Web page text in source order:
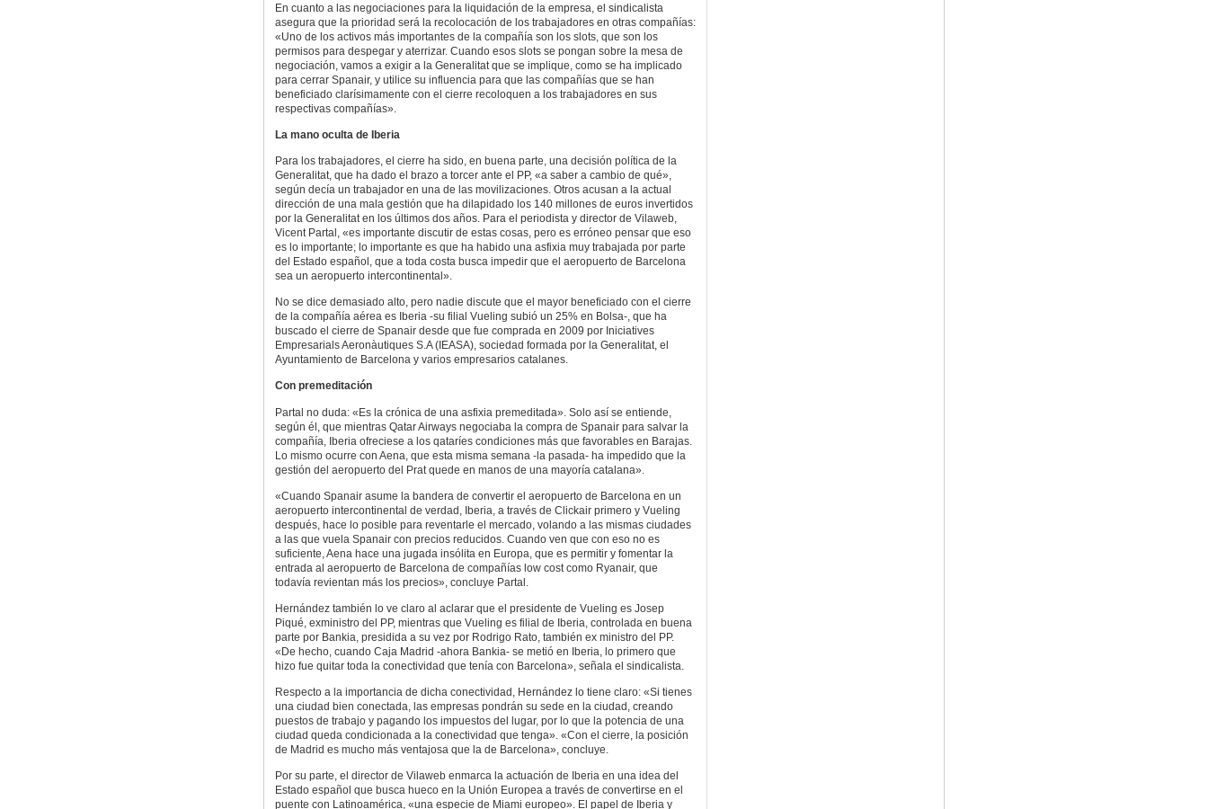
En cuanto a las negociaciones para la liquidación de la empresa, el sindicalista
asegura que la prioridad será la recolocación de los trabajadores en otras compañías:
«Uno de los activos más importantes de la compañía son los slots, que son los
permisos para despegar y aterrizar. Cuando esos slots se pongan sobre la mesa de
negociación, vamos a exigir a la Generalitat que se implique, como se ha implicado
para cerrar Spanair, y utilice su influencia para que las compañías que se han
beneficiado clarísimamente con el cierre recoloquen a los trabajadores en sus
respectivas compañías».
La mano oculta de Iberia
Para los trabajadores, el cierre ha sido, en buena parte, una decisión política de la
Generalitat, que ha dado el brazo a torcer ante el PP, «a saber a cambio de qué»,
según decía un trabajador en una de las movilizaciones. Otros acusan a la actual
dirección de una mala gestión que ha dilapidado los 140 millones de euros invertidos
por la Generalitat en los últimos dos años. Para el periodista y director de Vilaweb,
Vicent Partal, «es importante discutir de estas cosas, pero es erróneo pensar que eso
es lo importante; lo importante es que ha habido una asfixia muy trabajada por parte
del Estado español, que a toda costa busca impedir que el aeropuerto de Barcelona
sea un aeropuerto intercontinental».
No se dice demasiado alto, pero nadie discute que el mayor beneficiado con el cierre
de la compañía aérea es Iberia -su filial Vueling subió un 25% en Bolsa-, que ha
buscado el cierre de Spanair desde que fue comprada en 2009 por Iniciatives
Empresarials Aeronàutiques S.A (IEASA), sociedad formada por la Generalitat, el
Ayuntamiento de Barcelona y varios empresarios catalanes.
Con premeditación
Partal no duda: «Es la crónica de una asfixia premeditada». Solo así se entiende,
según él, que mientras Qatar Airways negociaba la compra de Spanair para salvar la
compañía, Iberia ofreciese a los qataríes condiciones más que favorables en Barajas.
Lo mismo ocurre con Aena, que esta misma semana -la pasada- ha impedido que la
gestión del aeropuerto del Prat quede en manos de una mayoría catalana».
«Cuando Spanair asume la bandera de convertir el aeropuerto de Barcelona en un
aeropuerto intercontinental de verdad, Iberia, a través de Clickair primero y Vueling
después, hace lo posible para reventarle el mercado, volando a las mismas ciudades
a las que vuela Spanair con precios reducidos. Cuando ven que con eso no es
suficiente, Aena hace una jugada insólita en Europa, que es permitir y fomentar la
entrada al aeropuerto de Barcelona de compañías low cost como Ryanair, que
todavía revientan más los precios», concluye Partal.
Hernández también lo ve claro al aclarar que el presidente de Vueling es Josep
Piqué, exministro del PP, mientras que Vueling es filial de Iberia, controlada en buena
parte por Bankia, presidida a su vez por Rodrigo Rato, también ex ministro del PP.
«De hecho, cuando Caja Madrid -ahora Bankia- se metió en Iberia, lo primero que
hizo fue quitar toda la conectividad que tenía con Barcelona», señala el sindicalista.
Respecto a la importancia de dicha conectividad, Hernández lo tiene claro: «Si tienes
una ciudad bien conectada, las empresas pondrán su sede en la ciudad, creando
puestos de trabajo y pagando los impuestos del lugar, por lo que la potencia de una
ciudad queda condicionada a la conectividad que tenga». «Con el cierre, la posición
de Madrid es mucho más ventajosa que la de Barcelona», concluye.
Por su parte, el director de Vilaweb enmarca la actuación de Iberia en una idea del
Estado español que busca hueco en la Unión Europea a través de convertirse en el
puente con Latinoamérica, «una especie de Miami europeo». El papel de Iberia y